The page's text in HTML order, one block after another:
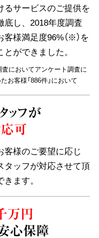
るサービスのご提供を
底し、2018年度調査
様満足度96%（※）を
ができました。
においてアンケート調査に
お客様「886件」において
ッフが
可
客様のご要望に応じ
タッフが対応させて頂
ます。
万円
心保障